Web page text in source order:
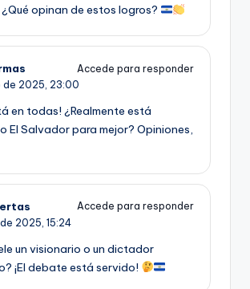
opinan de estos logros?
Accede para responder
de 2025, 23:00
en todas! ¿Realmente está
El Salvador para mejor? Opiniones,
Accede para responder
2025, 15:24
un visionario o un dictador
¡El debate está servido!